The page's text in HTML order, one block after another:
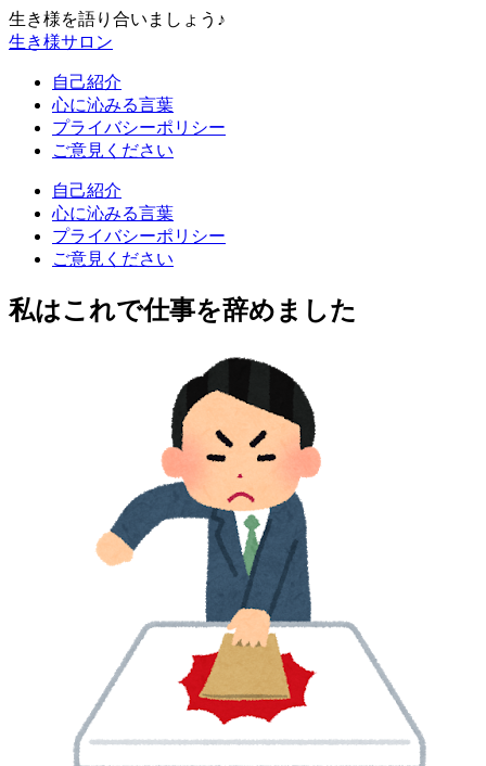
生き様を語り合いましょう♪
生き様サロン
自己紹介
心に沁みる言葉
プライバシーポリシー
ご意見ください
自己紹介
心に沁みる言葉
プライバシーポリシー
ご意見ください
私はこれで仕事を辞めました